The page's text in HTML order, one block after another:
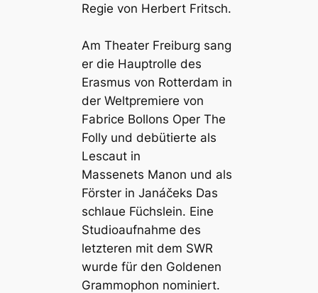
Regie von Herbert Fritsch.
Am Theater Freiburg sang
er die Hauptrolle des
Erasmus von Rotterdam in
der Weltpremiere von
Fabrice Bollons OperThe
Folly und debütierte als
Lescaut in
Massenets Manon und als
Förster in Janáčeks Das
schlaue Füchslein. Eine
Studioaufnahme des
letzteren mit dem SWR
wurde für den Goldenen
Grammophon nominiert.